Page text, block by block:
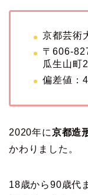
京都芸術
〒606-
瓜生山町
偏差値：
2020年に京都造
かわりました。
18歳から90歳代